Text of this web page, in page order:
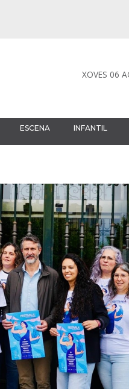
XOVES 06
ESCENA INFANTIL